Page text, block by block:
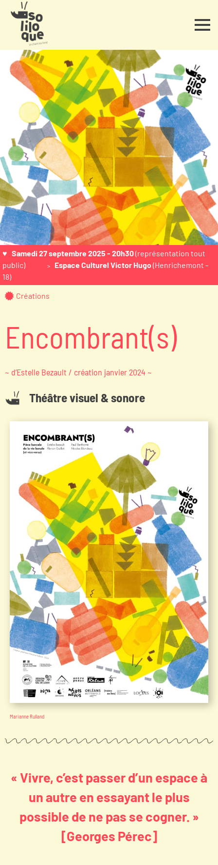
♥ Samedi 27 septembre 2025 - 20h30(représentation tout
public)
> Espace Culturel Victor Hugo(Henrichemont -
18)
Créations
Encombrant(s)
~ d’Estelle Bezault / création janvier 2024 ~
Théâtre visuel & sonore
Marianne Rulland
« Vivre, c’est passer d’un espace à
un autre en essayant le plus
possible de ne pas se cogner. »
[Georges Pérec]